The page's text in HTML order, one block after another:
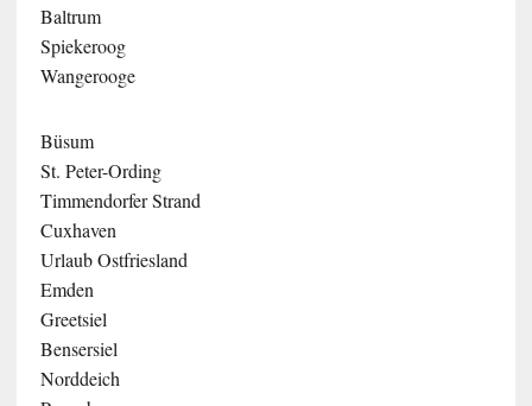
Baltrum
Spiekeroog
Wangerooge
Büsum
St. Peter-Ording
Timmendorfer Strand
Cuxhaven
Urlaub Ostfriesland
Emden
Greetsiel
Bensersiel
Norddeich